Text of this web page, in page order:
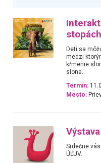
Deti sa
medzi
kŕmenie
slona.
Termín:
Mesto:
Srdečne
ÚĽUV.